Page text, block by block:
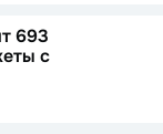
693
с